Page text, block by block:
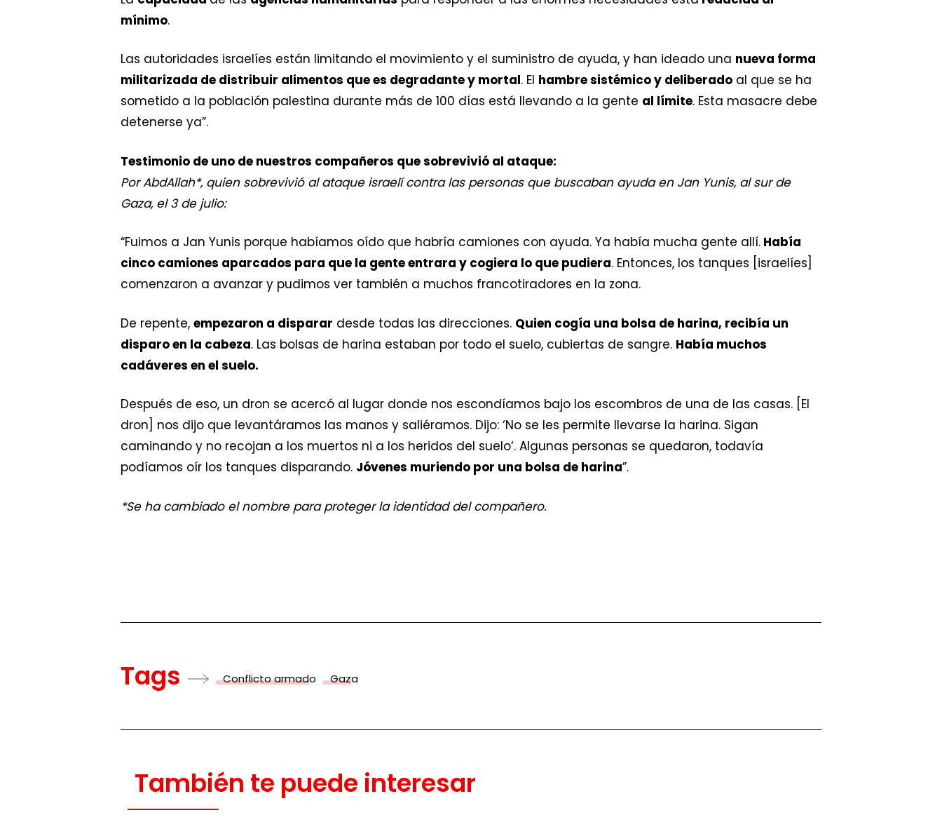
mínimo.
Las autoridades israelíes están limitando el movimiento y el suministro de ayuda, y han ideado una nueva forma
militarizada de distribuir alimentos que es degradante y mortal. El hambre sistémico y deliberado al que se ha
sometido a la población palestina durante más de 100 días está llevando a la gente al límite. Esta masacre debe
detenerse ya”.
Testimonio de uno de nuestros compañeros que sobrevivió al ataque:
Por AbdAllah*, quien sobrevivió al ataque israelí contra las personas que buscaban ayuda en Jan Yunis, al sur de
Gaza, el 3 de julio:
“Fuimos a ​Jan Yunis porque habíamos oído que habría camiones con ayuda. Ya había mucha gente allí. Había
cinco camiones aparcados para que la gente entrara y cogiera lo que pudiera. Entonces, los tanques [israelíes]
comenzaron a avanzar y pudimos ver también a muchos francotiradores en la zona.
De repente, empezaron a disparar desde todas las direcciones. Quien cogía una bolsa de harina, recibía un
disparo en la cabeza. Las bolsas de harina estaban por todo el suelo, cubiertas de sangre. Había muchos
cadáveres en el suelo.
Después de eso, un dron se acercó al lugar donde nos escondíamos bajo los escombros de una de las casas. [El
dron] nos dijo que levantáramos las manos y saliéramos. Dijo: ‘No se les permite llevarse la harina. Sigan
caminando y no recojan a los muertos ni a los heridos del suelo‘. Algunas personas se quedaron, todavía
podíamos oír los tanques disparando. Jóvenes muriendo por una bolsa de harina”.
*Se ha cambiado el nombre para proteger la identidad del compañero.
Tags Conflicto armado Gaza
También te puede interesar